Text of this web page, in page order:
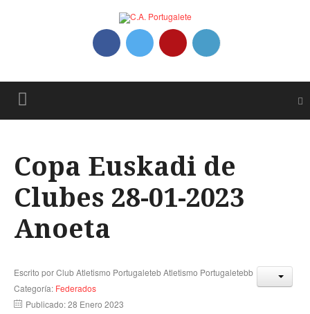
Copa Euskadi de
Clubes 28-01-2023
Anoeta
Escrito porClub Atletismo Portugaleteb Atletismo Portugaletebb
Categoría: Federados
Publicado: 28 Enero 2023